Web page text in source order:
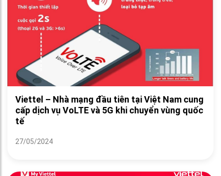
Viettel – Nhà mạng đầu tiên tại Việt Nam cung
cấp dịch vụ VoLTE và 5G khi chuyển vùng quốc
tế
27/05/2024